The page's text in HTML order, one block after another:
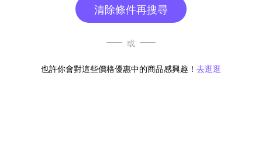
清除條件再搜尋
或
也許你會對這些價格優惠中的商品感興趣！ 去逛逛